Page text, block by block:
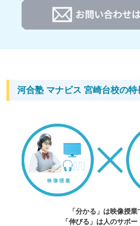
河合塾 マナビス 宮崎台校の特
「分かる」は映像授業
「伸びる」は人のサポー